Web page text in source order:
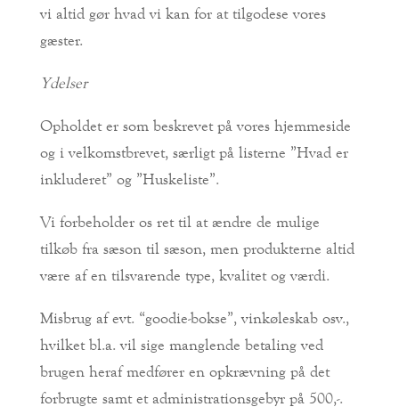
vi altid gør hvad vi kan for at tilgodese vores
gæster.
Ydelser
Opholdet er som beskrevet på vores hjemmeside
og i velkomstbrevet, særligt på listerne ”Hvad er
inkluderet” og ”Huskeliste”.
Vi forbeholder os ret til at ændre de mulige
tilkøb fra sæson til sæson, men produkterne altid
være af en tilsvarende type, kvalitet og værdi.
Misbrug af evt. “goodie-bokse”, vinkøleskab osv.,
hvilket bl.a. vil sige manglende betaling ved
brugen heraf medfører en opkrævning på det
forbrugte samt et administrationsgebyr på 500,-.